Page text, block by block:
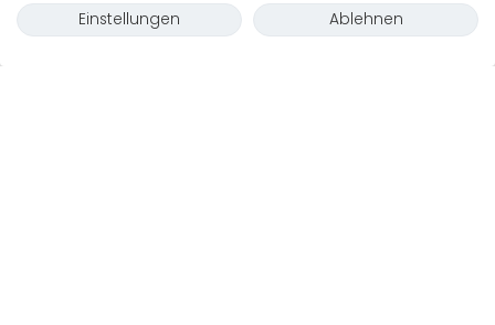
Einstellungen
Ablehnen